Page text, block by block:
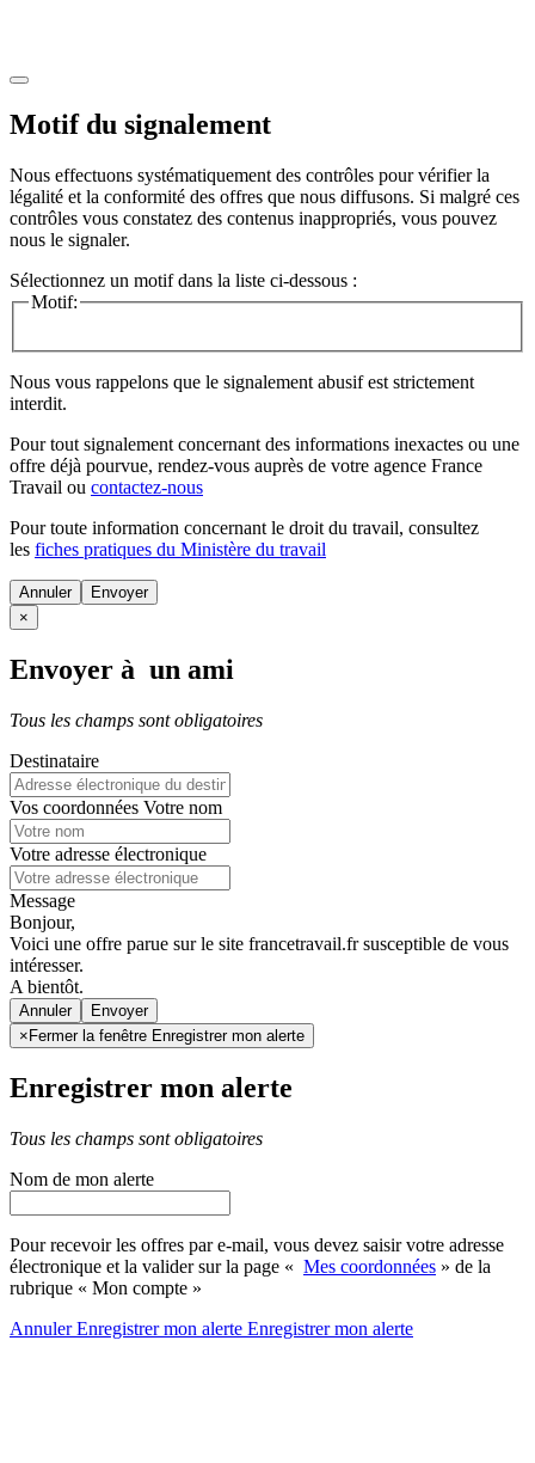
Motif du signalement
Nous effectuons systématiquement des contrôles pour vérifier la
légalité et la conformité des offres que nous diffusons. Si malgré ces
contrôles vous constatez des contenus inappropriés, vous pouvez
nous le signaler.
Sélectionnez un motif dans la liste ci-dessous :
Motif:
Nous vous rappelons que le signalement abusif est strictement
interdit.
Pour tout signalement concernant des informations inexactes ou une
offre déjà pourvue, rendez-vous auprès de votre agence France
Travail ou contactez-nous
Pour toute information concernant le droit du travail, consultez
les fiches pratiques du Ministère du travail
Annuler
×
Envoyer à un ami
Tous les champs sont obligatoires
Destinataire
Vos coordonnées Votre nom
Votre adresse électronique
Message
Bonjour,
Voici une offre parue sur le site francetravail.fr susceptible de vous
intéresser.
A bientôt.
Annuler
× Fermer la fenêtre Enregistrer mon alerte
Enregistrer mon alerte
Tous les champs sont obligatoires
Nom de mon alerte
Pour recevoir les offres par e-mail, vous devez saisir votre adresse
électronique et la valider sur la page « Mes coordonnées » de la
rubrique « Mon compte »
AnnulerEnregistrer mon alerte Enregistrermon alerte